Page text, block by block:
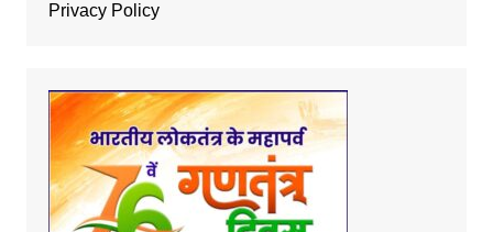
Privacy Policy